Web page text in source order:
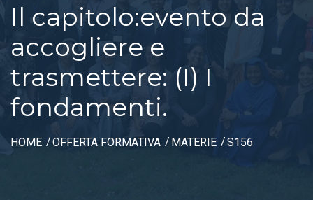
Il capitolo:evento da
accogliere e
trasmettere: (I) I
fondamenti.
HOME OFFERTA FORMATIVA MATERIE S156